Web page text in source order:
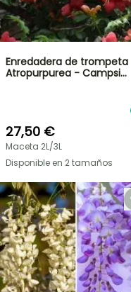
Enredadera de trompeta
Atropurpurea - Campsi…
27,50 €
Maceta 2L/3L
Disponible en 2 tamaños